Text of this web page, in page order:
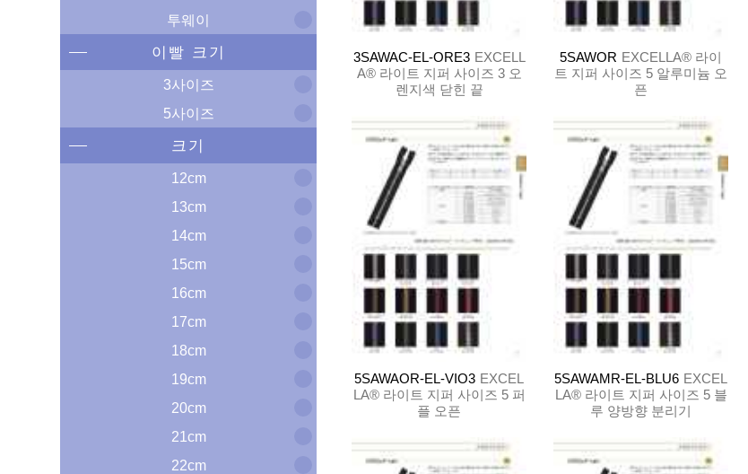
투웨이
이빨 크기
3사이즈
5사이즈
크기
12cm
13cm
14cm
15cm
16cm
17cm
18cm
19cm
20cm
21cm
22cm
3SAWAC-EL-ORE3 EXCELL
A® 라이트 지퍼 사이즈 3 오
렌지색 닫힌 끝
5SAWOR EXCELLA® 라이
트 지퍼 사이즈 5 알루미늄 오
픈
5SAWAOR-EL-VIO3 EXCEL
LA® 라이트 지퍼 사이즈 5 퍼
플 오픈
5SAWAMR-EL-BLU6 EXCEL
LA® 라이트 지퍼 사이즈 5 블
루 양방향 분리기